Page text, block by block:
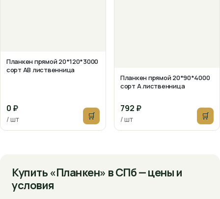
Планкен прямой 20*120*3000
сорт АВ лиственница
0 ₽
/ шт 🛒
Планкен прямой 20*90*4000
сорт А лиственница
792 ₽
/ шт 🛒
Купить «Планкен» в СПб — цены и
условия